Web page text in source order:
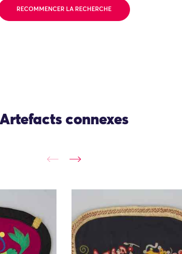
RECOMMENCER LA RECHERCHE
Artefacts connexes